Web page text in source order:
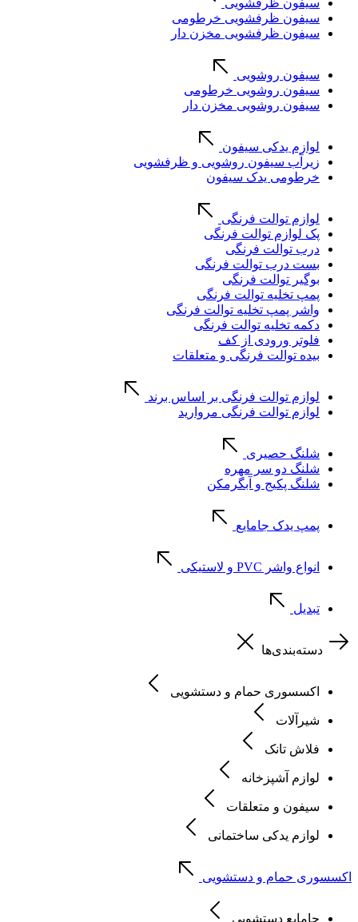
سیفون ظرفشویی خرطومی
سیفون ظرفشویی مخزن دار
سیفون روشویی
سیفون روشویی خرطومی
سیفون روشویی مخزن دار
لوازم یدکی سیفون
زیرآب سیفون روشویی و ظرفشویی
خرطومی یدک سیفون
لوازم توالت فرنگی
پک لوازم توالت فرنگی
درب توالت فرنگی
بست درب توالت فرنگی
بوگیر توالت فرنگی
پمپ تخلیه توالت فرنگی
واشر پمپ تخلیه توالت فرنگی
دکمه تخلیه توالت فرنگی
فلوتر ورودی از کف
بیده توالت فرنگی و متعلقات
لوازم توالت فرنگی بر اساس برند
لوازم توالت فرنگی مروارید
شلنگ حصیری
شلنگ دو سر مهره
شلنگ پکیج و آبگرمکن
پمپ یدک جامایع
انواع واشر PVC و لاستیکی
تبدیل
دسته‌بندی‌ها
اکسسوری حمام و دستشویی
شیرآلات
فلاش تانک
لوازم آشپزخانه
سیفون و متعلقات
لوازم یدکی ساختمانی
اکسسوری حمام و دستشویی
جامایع دستشویی